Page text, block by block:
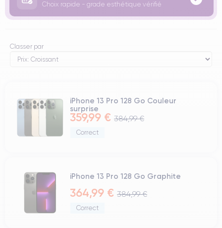
Choix rapide - grade esthétique vérifié
Classer par
iPhone 13 Pro 128 Go Couleur
surprise
359,99 € 384,99 €
Correct
iPhone 13 Pro 128 Go Graphite
364,99 € 384,99 €
Correct